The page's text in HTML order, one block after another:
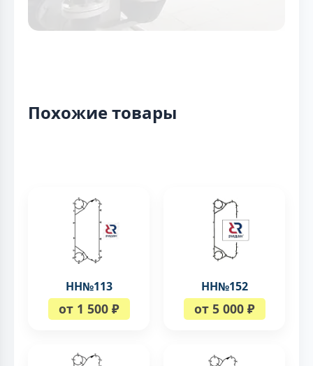
Похожие товары
НН№113
от 1 500 ₽
НН№152
от 5 000 ₽